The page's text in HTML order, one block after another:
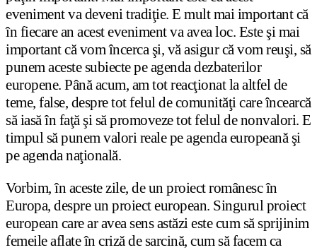
eveniment va deveni tradiţie. E mult mai important că
în fiecare an acest eveniment va avea loc. Este şi mai
important că vom încerca şi, vă asigur că vom reuşi, să
punem aceste subiecte pe agenda dezbaterilor
europene. Până acum, am tot reacţionat la altfel de
teme, false, despre tot felul de comunităţi care încearcă
să iasă în faţă şi să promoveze tot felul de nonvalori. E
timpul să punem valori reale pe agenda europeană şi
pe agenda naţională.
Vorbim, în aceste zile, de un proiect românesc în
Europa, despre un proiect european. Singurul proiect
european care ar avea sens astăzi este cum să sprijinim
femeile aflate în criză de sarcină, cum să facem ca